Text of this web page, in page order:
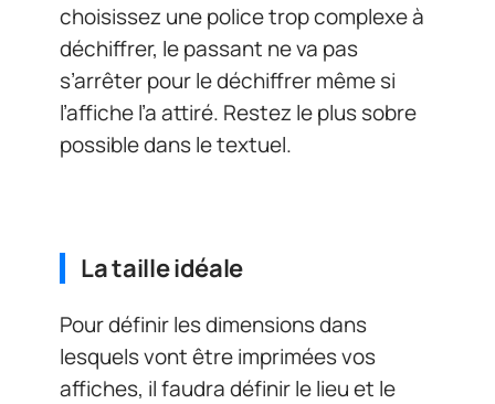
choisissez une police trop complexe à
déchiffrer, le passant ne va pas
s’arrêter pour le déchiffrer même si
l’affiche l’a attiré. Restez le plus sobre
possible dans le textuel.
La taille idéale
Pour définir les dimensions dans
lesquels vont être imprimées vos
affiches, il faudra définir le lieu et le